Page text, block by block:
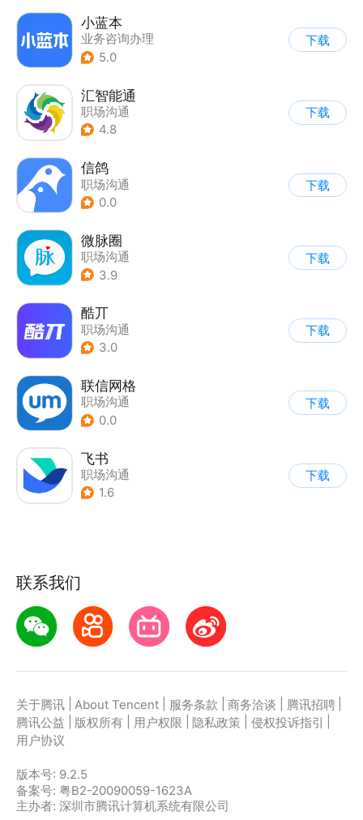
小蓝本
业务咨询办理
| 职场沟通
5.0
下载
汇智能通
职场沟通
4.8
下载
信鸽
职场沟通
0.0
下载
微脉圈
职场沟通
3.9
下载
酷丌
职场沟通
3.0
下载
联信网格
职场沟通
0.0
下载
飞书
职场沟通
1.6
下载
联系我们
关于腾讯 About Tencent 服务条款 商务洽谈 腾讯招聘
腾讯公益
版权所有 用户权限 隐私政策 侵权投诉指引
用户协议
版本号: 9.2.5
备案号: 粤B2-20090059-1623A
主办者: 深圳市腾讯计算机系统有限公司